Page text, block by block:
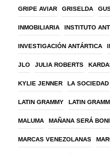
GRIPE AVIAR GRISELDA
INMOBILIARIA INSTITUTO
INVESTIGACIÓN ANTÁRTICA
JLO JULIA ROBERTS
KYLIE JENNER LA
LATIN GRAMMY LATIN
MALUMA MAÑANA SERÁ
MARCAS VENEZOLANAS